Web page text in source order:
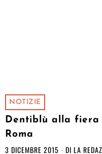
NOTIZIE
Dentiblù alla fiera
Roma
3 DICEMBRE 2015 DI LA